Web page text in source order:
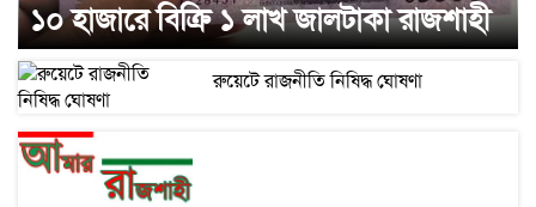
১০ হাজারে বিক্রি ১ লাখ জালটাকা রাজশাহী
রুয়েটে রাজনীতি নিষিদ্ধ ঘোষণা